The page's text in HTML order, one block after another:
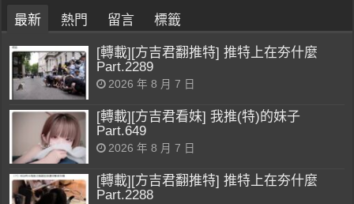
最新 熱門 留言 標籤
[轉載][方吉君翻推特] 推特上在夯什麼
Part.2289
2026 年 8 月 7 日
[轉載][方吉君看妹] 我推(特)的妹子
Part.649
2026 年 8 月 7 日
[轉載][方吉君翻推特] 推特上在夯什麼
Part.2288